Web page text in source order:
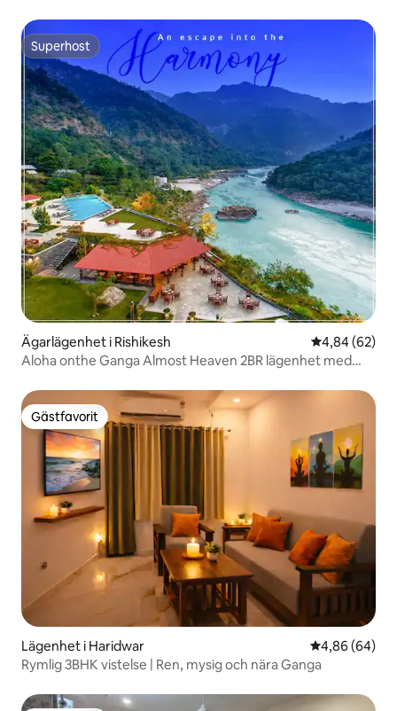
Superhost
Superhost
Ägarlägenhet i Rishikesh 4,84 av 5 i
4,84 (62)
Aloha onthe Ganga Almost Heaven 2BR lägenhet med
Gästfavorit
Gästfavorit
Lägenhet i Haridwar 4,86 av 5 i
4,86 (64)
Rymlig 3BHK vistelse | Ren, mysig och nära Ganga